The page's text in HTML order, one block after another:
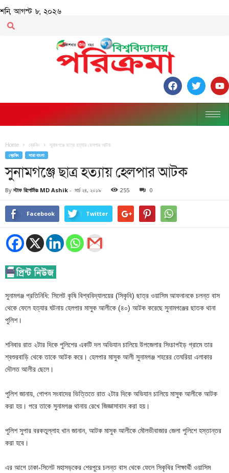
শনি, আগস্ট ৮, ২০২৬
Home ব্রেকিং সুনামগঞ্জে ছাত্র হত্যায় হেলপার আটক
ব্রেকিং সারা বাংলা
সুনামগঞ্জে ছাত্র হত্যায় হেলপার আটক
By স্টাফ রিপোর্টারঃ MD Ashik - মার্চ ২৪, ২০১৯ 255 0
Facebook Twitter
সুনামগঞ্জ প্রতিনিধি: সিলেট কৃষি বিশ্ববিদ্যালয়ের (সিকৃবি) ছাত্র ওয়াসিম আফনানকে চলন্ত বাস
থেকে ফেলে হত্যার ঘটনায় হেলপার মাসুক আলীকে (৪০) আটক করেছে সুনামগঞ্জের ছাতক থানা
পুলিশ।
শনিবার রাত ২টার দিকে পুলিশের একটি দল অভিযান চালিয়ে উপজেলার সিংচাপইড় গ্রামে তার
শ্বশুরবাড়ি থেকে তাকে আটক করে। হেলপার মাসুক আলী সুনামগঞ্জ শহরের তেঘরিয়া এলাকার
দৌলত আলীর ছেলে।
পুলিশ জানায়, গোপন সংবাদের ভিত্তিতে রাত ২টার দিকে অভিযান চালিয়ে মাসুক আলীকে আটক
করা হয়। পরে তাকে সুনামগঞ্জ থানায় রেখে জিজ্ঞাসাবাদ করা হয়।
পুলিশ সুপার বরকতুল্লাহ খান জানান, আটক মাসুক আলীকে মৌলভীবাজার জেলা পুলিশে হস্তান্তর
করা হবে।
এর আগে ঢাকা-সিলেট মহাসড়কের শেরপুরে চলন্ত বাস থেকে ফেলে সিকৃবির শিক্ষার্থী ওয়াসিম